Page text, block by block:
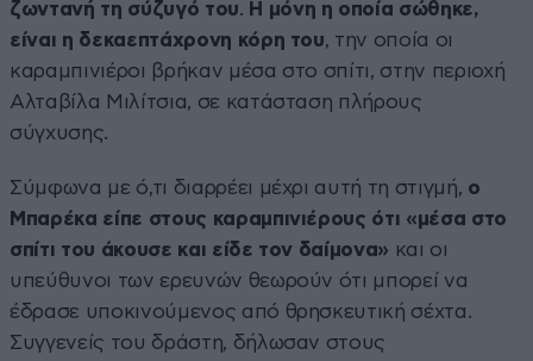
ζωντανή τη σύζυγό του. Η μόνη η οποία σώθηκε,
είναι η δεκαεπτάχρονη κόρη του, την οποία οι
καραμπινιέροι βρήκαν μέσα στο σπίτι, στην περιοχή
Αλταβίλα Μιλίτσια, σε κατάσταση πλήρους
σύγχυσης.
Σύμφωνα με ό,τι διαρρέει μέχρι αυτή τη στιγμή, ο
Μπαρέκα είπε στους καραμπινιέρους ότι «μέσα στο
σπίτι του άκουσε και είδε τον δαίμονα» και οι
υπεύθυνοι των ερευνών θεωρούν ότι μπορεί να
έδρασε υποκινούμενος από θρησκευτική σέχτα.
Συγγενείς του δράστη, δήλωσαν στους